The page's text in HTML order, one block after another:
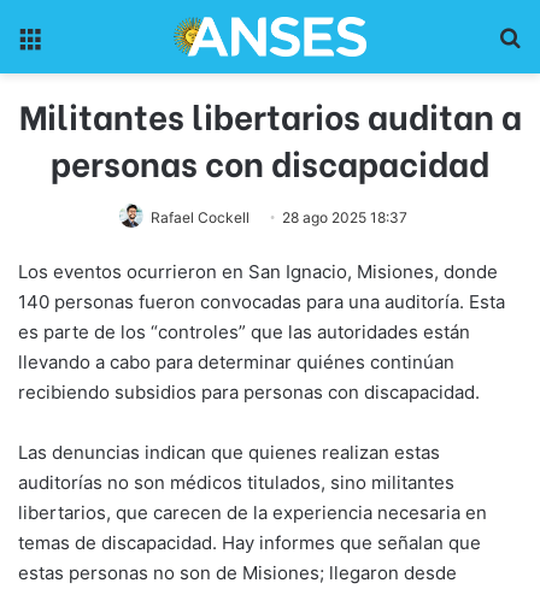
Militantes libertarios auditan a
personas con discapacidad
Rafael Cockell 28 ago 2025 18:37
Los eventos ocurrieron en San Ignacio, Misiones, donde
140 personas fueron convocadas para una auditoría. Esta
es parte de los “controles” que las autoridades están
llevando a cabo para determinar quiénes continúan
recibiendo subsidios para personas con discapacidad.
Las denuncias indican que quienes realizan estas
auditorías no son médicos titulados, sino militantes
libertarios, que carecen de la experiencia necesaria en
temas de discapacidad. Hay informes que señalan que
estas personas no son de Misiones; llegaron desde